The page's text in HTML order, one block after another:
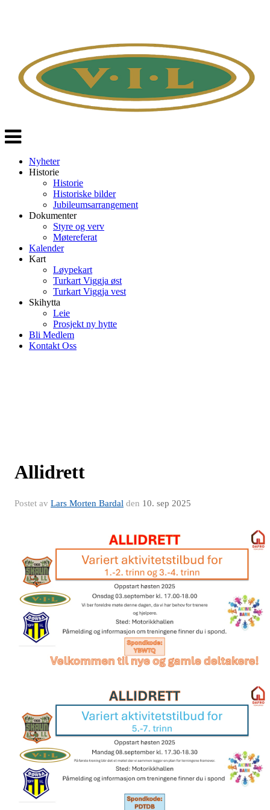
Veksle
navigasjon
Nyheter
Historie
Historie
Historiske bilder
Jubileumsarrangement
Dokumenter
Styre og verv
Møtereferat
Kalender
Kart
Løypekart
Turkart Viggja øst
Turkart Viggja vest
Skihytta
Leie
Prosjekt ny hytte
Bli Medlem
Kontakt Oss
Allidrett
Postet av Lars Morten Bardal den 10. sep 2025